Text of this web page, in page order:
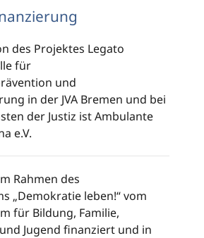
des Projektes Legato
für
und
in der JVA Bremen und bei
der Justiz ist Ambulante
e.V.
Rahmen des
„Demokratie leben!“ vom
für Bildung, Familie,
Jugend finanziert und in